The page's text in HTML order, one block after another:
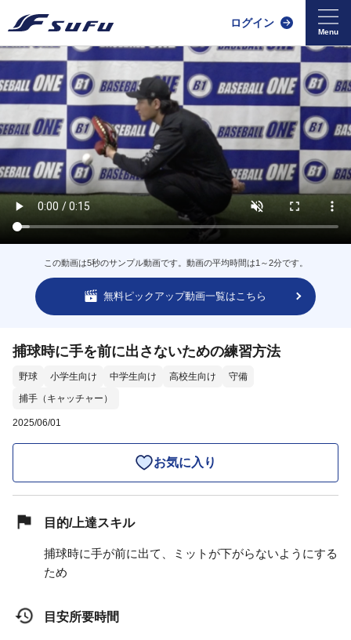
ログイン
この動画は5秒のサンプル動画です。動画の平均時間は1～2分です。
無料ピックアップ動画一覧はこちら
捕球時に手を前に出さないための練習方法
野球 小学生向け 中学生向け 高校生向け
守備
捕手（キャッチャー）
2025/06/01
お気に入り
目的/上達スキル
捕球時に手が前に出て、ミットが下がらないようにする
ため
目安所要時間